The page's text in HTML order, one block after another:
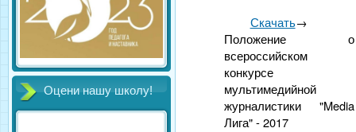
Оцени нашу школу!
Скачать→
Положение о
всероссийском
конкурсе
мультимедийной
журналистики "Media
Лига" - 2017